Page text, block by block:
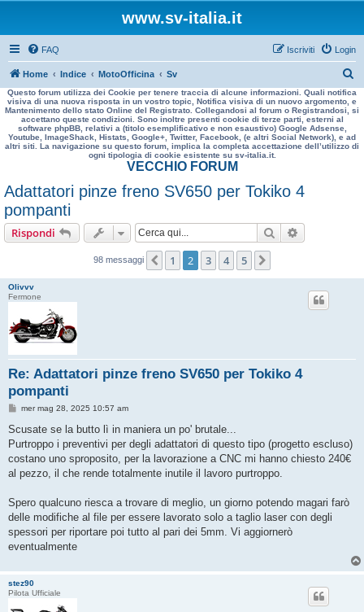
www.sv-italia.it
FAQ Login
Iscriviti
Home Indice MotoOfficina Sv
e
r
a
Questo forum utilizza dei Cookie per tenere traccia di alcune informazioni. Quali notifica
visiva di una nuova risposta in un vostro topic, Notifica visiva di un nuovo argomento, e
Mantenimento dello stato Online del Registrato. Collegandosi al forum o Registrandosi, si
accettano queste condizioni. Sono inoltre presenti cookie di terze parti, esterni al
software phpBB, relativi a (titolo esemplificativo e non esaustivo) Google Adsense,
Youtube, ImageShack, Histats, Google+, Twitter, Facebook, (e altri Social Network), e ad
altri siti. La navigazione su questo forum, implica la completa accettazione dell’utilizzo di
ogni tipologia di cookie esistente su sv-italia.it.
VECCHIO FORUM
Adattatori pinze freno SV650 per Tokiko 4
pompanti
Rispondi Cerca
98 messaggi Precedente
1 2 3 4 5
Olivvv
Fermone
Re: Adattatori pinze freno SV650 per Tokiko 4
pompanti
M
s
a
g
mer mag 28, 2025 10:57 am
Scusate se la butto lì in maniera un po' brutale...
Purtroppo i preventivi per degli adattatori di questo tipo (progetto escluso)
costano uno sproposito, per la lavorazione a CNC mi hanno chiesto 240€
al pezzo, il che rende totalmente inutile il lavoro purtroppo.
Spero qualcuno riesca a trovare di meglio, un giorno potendo magari farò
delle modifiche al file per essere lavorato solo a taglio laser con degli
spessori per riportare poi tutto al pari dei 5mm. Vi aggiornerò
eventualmente
stez90
Pilota Ufficiale